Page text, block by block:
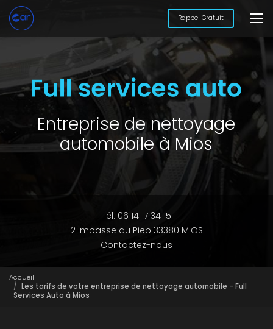
Aller
au
contenu
principal
Rappel Gratuit
Entreprise de nettoyage
automobile à Mios
Tél. 06 14 17 34 15
2 impasse du Piep 33380 MIOS
Contactez-nous
Accueil
Les tarifs de votre entreprise de nettoyage automobile - Full
Services Auto à Mios